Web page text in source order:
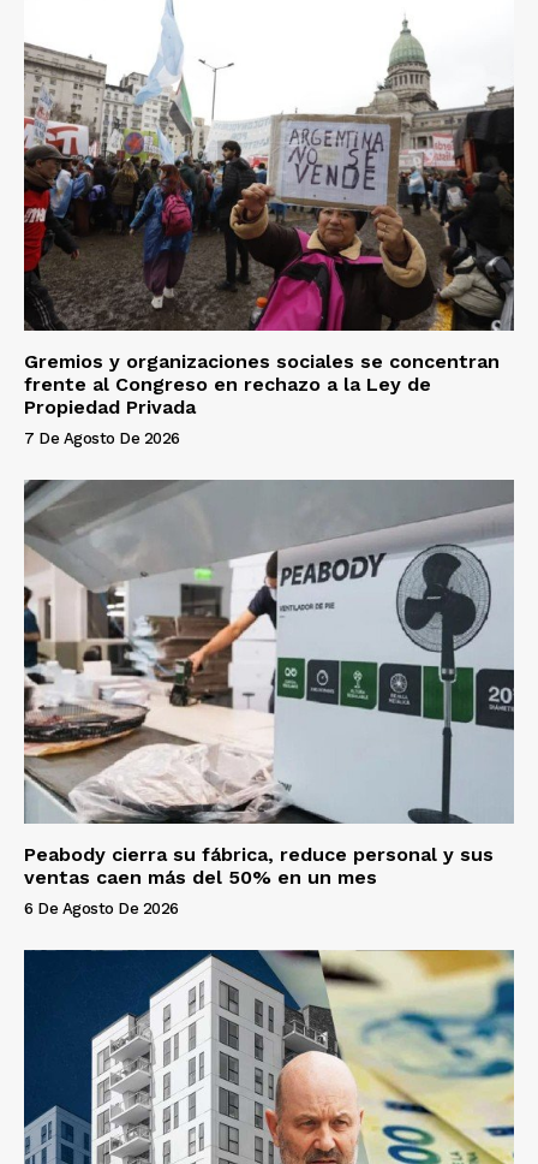
Gremios y organizaciones sociales se concentran
frente al Congreso en rechazo a la Ley de
Propiedad Privada
7 De Agosto De 2026
Peabody cierra su fábrica, reduce personal y sus
ventas caen más del 50% en un mes
6 De Agosto De 2026